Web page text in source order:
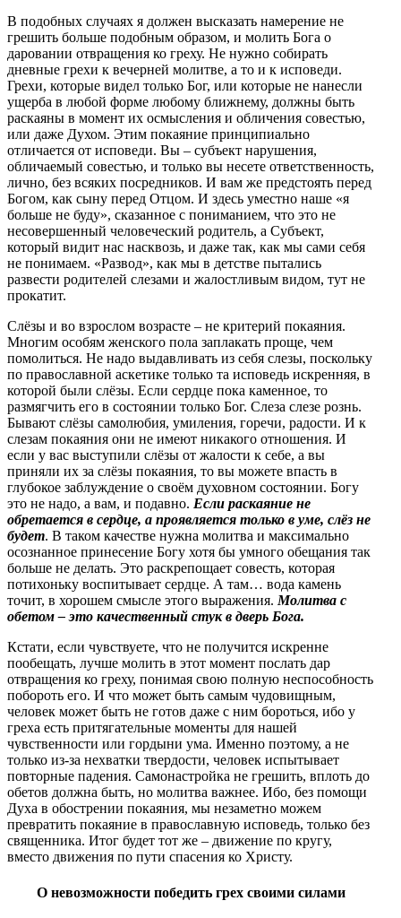
В подобных случаях я должен высказать намерение не
грешить больше подобным образом, и молить Бога о
даровании отвращения ко греху. Не нужно собирать
дневные грехи к вечерней молитве, а то и к исповеди.
Грехи, которые видел только Бог, или которые не нанесли
ущерба в любой форме любому ближнему, должны быть
раскаяны в момент их осмысления и обличения совестью,
или даже Духом. Этим покаяние принципиально
отличается от исповеди. Вы – субъект нарушения,
обличаемый совестью, и только вы несете ответственность,
лично, без всяких посредников. И вам же предстоять перед
Богом, как сыну перед Отцом. И здесь уместно наше «я
больше не буду», сказанное с пониманием, что это не
несовершенный человеческий родитель, а Субъект,
который видит нас насквозь, и даже так, как мы сами себя
не понимаем. «Развод», как мы в детстве пытались
развести родителей слезами и жалостливым видом, тут не
прокатит.
Слёзы и во взрослом возрасте – не критерий покаяния.
Многим особям женского пола заплакать проще, чем
помолиться. Не надо выдавливать из себя слезы, поскольку
по православной аскетике только та исповедь искренняя, в
которой были слёзы. Если сердце пока каменное, то
размягчить его в состоянии только Бог. Слеза слезе рознь.
Бывают слёзы самолюбия, умиления, горечи, радости. И к
слезам покаяния они не имеют никакого отношения. И
если у вас выступили слёзы от жалости к себе, а вы
приняли их за слёзы покаяния, то вы можете впасть в
глубокое заблуждение о своём духовном состоянии. Богу
это не надо, а вам, и подавно. Если раскаяние не
обретается в сердце, а проявляется только в уме, слёз не
будет. В таком качестве нужна молитва и максимально
осознанное принесение Богу хотя бы умного обещания так
больше не делать. Это раскрепощает совесть, которая
потихоньку воспитывает сердце. А там… вода камень
точит, в хорошем смысле этого выражения. Молитва с
обетом – это качественный стук в дверь Бога.
Кстати, если чувствуете, что не получится искренне
пообещать, лучше молить в этот момент послать дар
отвращения ко греху, понимая свою полную неспособность
побороть его. И что может быть самым чудовищным,
человек может быть не готов даже с ним бороться, ибо у
греха есть притягательные моменты для нашей
чувственности или гордыни ума. Именно поэтому, а не
только из-за нехватки твердости, человек испытывает
повторные падения. Самонастройка не грешить, вплоть до
обетов должна быть, но молитва важнее. Ибо, без помощи
Духа в обострении покаяния, мы незаметно можем
превратить покаяние в православную исповедь, только без
священника. Итог будет тот же – движение по кругу,
вместо движения по пути спасения ко Христу.
О невозможности победить грех своими силами